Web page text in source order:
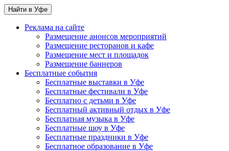
Найти в Уфе
Реклама на сайте
Размещение анонсов мероприятий
Размещение ресторанов и кафе
Размещение мест и площадок
Размещение баннеров
Бесплатные события
Бесплатные выставки в Уфе
Бесплатные фестивали в Уфе
Бесплатно с детьми в Уфе
Бесплатный активный отдых в Уфе
Бесплатная музыка в Уфе
Бесплатные шоу в Уфе
Бесплатные праздники в Уфе
Бесплатное образование в Уфе